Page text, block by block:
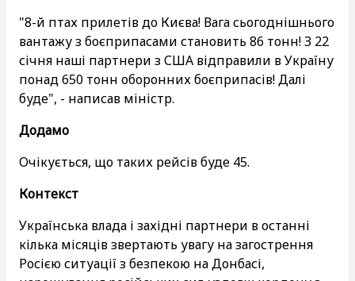
"8-й птах прилетів до Києва! Вага сьогоднішнього
вантажу з боєприпасами становить 86 тонн! З 22
січня наші партнери з США відправили в Україну
понад 650 тонн оборонних боєприпасів! Далі
буде", - написав міністр.
Додамо
Очікується, що таких рейсів буде 45.
Контекст
Українська влада і західні партнери в останні
кілька місяців звертають увагу на загострення
Росією ситуації з безпекою на Донбасі,